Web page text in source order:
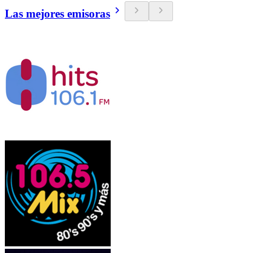
Las mejores emisoras